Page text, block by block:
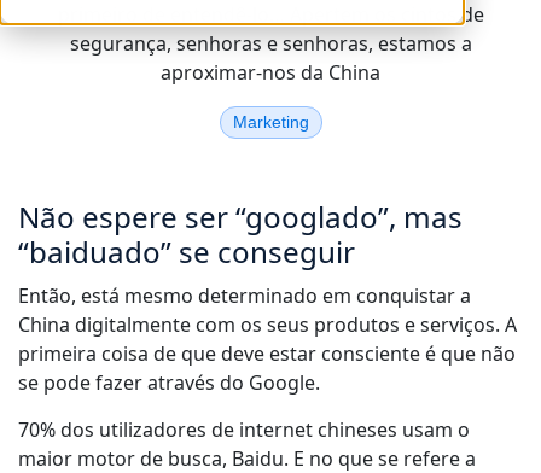
Atinga e converta globalmente
Transforme áudio em ação
Serviços de Dados
Melhore a IA com dados confiáveis
Todas as soluções
Soluções por Indústria
Ciências da Vida
Dublagem eficiente em grande escala
Serviços de dados para IA
Potencie a IA com dados de qualidade
Conheça a Lia
Tradução com IA rápida, inteligente e escalável
Dominar a tradução com IA para marcas globais
Dicas para aumentar eficiência, escala e qualidade
Localizações
Oportunidades para freelancers
Faça parte da nossa rede global
primeiro de entendê-lo… Apertem os cintos de
segurança, senhoras e senhoras, estamos a
aproximar-nos da China
Marketing
Não espere ser “googlado”, mas
“baiduado” se conseguir
Então, está mesmo determinado em conquistar a
China digitalmente com os seus produtos e serviços. A
primeira coisa de que deve estar consciente é que não
se pode fazer através do Google.
70% dos utilizadores de internet chineses usam o
maior motor de busca, Baidu. E no que se refere a